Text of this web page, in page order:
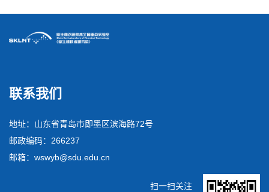
联系我们
地址：山东省青岛市即墨区滨海路72号
邮政编码：266237
邮箱：wswyb@sdu.edu.cn
扫一扫关注